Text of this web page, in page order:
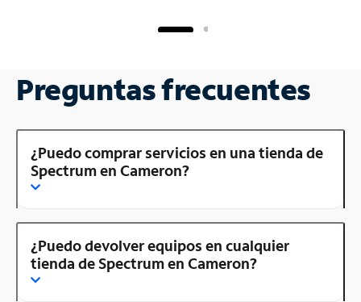
Preguntas frecuentes
¿Puedo comprar servicios en una tienda de
Spectrum en Cameron?
¿Puedo devolver equipos en cualquier
tienda de Spectrum en Cameron?